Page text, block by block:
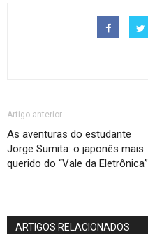
Artigo anterior
As aventuras do estudante
Jorge Sumita: o japonês mais
querido do “Vale da Eletrônica”
ARTIGOS RELACIONADOS